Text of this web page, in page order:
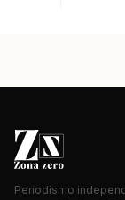
Periodismo